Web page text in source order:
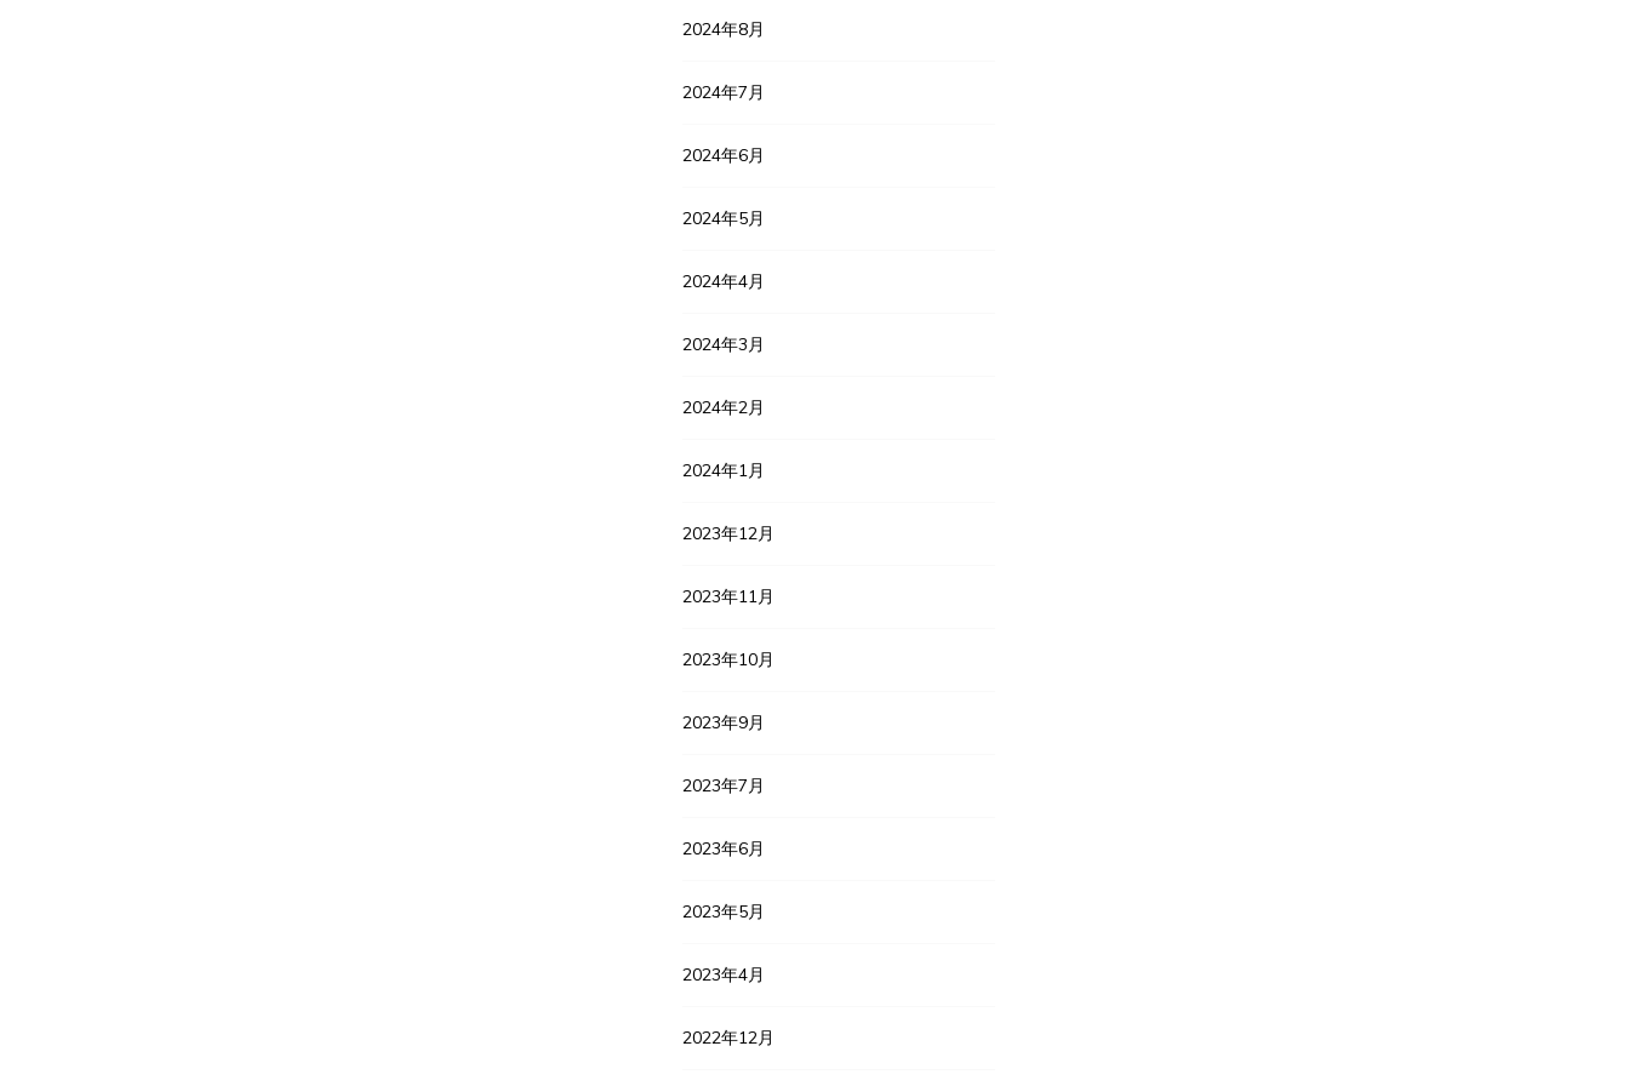
2024年8月
2024年7月
2024年6月
2024年5月
2024年4月
2024年3月
2024年2月
2024年1月
2023年12月
2023年11月
2023年10月
2023年9月
2023年7月
2023年6月
2023年5月
2023年4月
2022年12月